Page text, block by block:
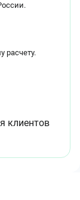
расчету.
клиентов